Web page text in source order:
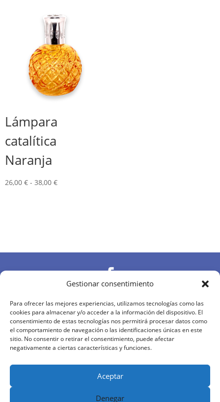
Gestionar consentimiento
Para ofrecer las mejores experiencias, utilizamos tecnologías como las
cookies para almacenar y/o acceder a la información del dispositivo. El
consentimiento de estas tecnologías nos permitirá procesar datos como
el comportamiento de navegación o las identificaciones únicas en este
sitio. No consentir o retirar el consentimiento, puede afectar
negativamente a ciertas características y funciones.
Aceptar
Denegar
Lámpara
catalítica
Naranja
26,00 € - 38,00 €Rango



Política de Privacidad|Política de Cookies